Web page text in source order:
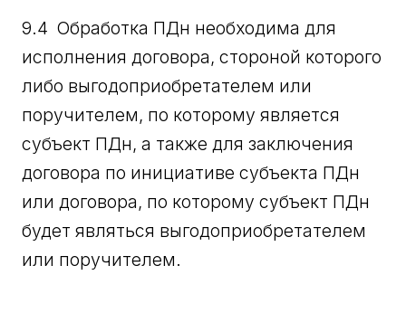
9.4 Обработка ПДн необходима для
исполнения договора, стороной которого
либо выгодоприобретателем или
поручителем, по которому является
субъект ПДн, а также для заключения
договора по инициативе субъекта ПДн
или договора, по которому субъект ПДн
будет являться выгодоприобретателем
или поручителем.